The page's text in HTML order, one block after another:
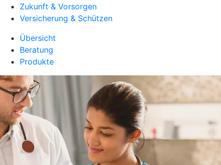
Zukunft & Vorsorgen
Versicherung & Schützen
Übersicht
Beratung
Produkte